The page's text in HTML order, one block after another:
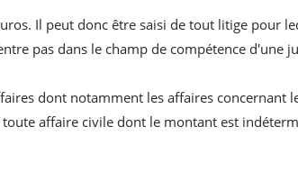
Il peut donc être saisi de tout litige pour
pas dans le champ de compétence d'une
dont notamment les affaires concernant
affaire civile dont le montant est